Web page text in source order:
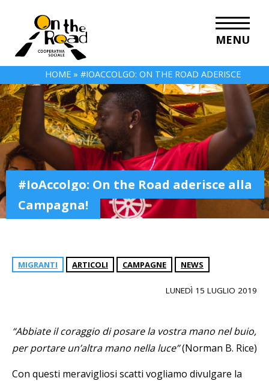
MENU
HOME » #IOACCOLGO: ON THE ROAD ADERISCE
ALLA CAMPAGNA!
#IoAccolgo: On the Road aderisce alla
Campagna!
MIGRANTI ARTICOLI CAMPAGNE NEWS
LUNEDÌ 15 LUGLIO 2019
“Abbiate il coraggio di posare la vostra mano nel buio,
per portare un’altra mano nella luce”(Norman B. Rice)
Con questi meravigliosi scatti vogliamo divulgare la